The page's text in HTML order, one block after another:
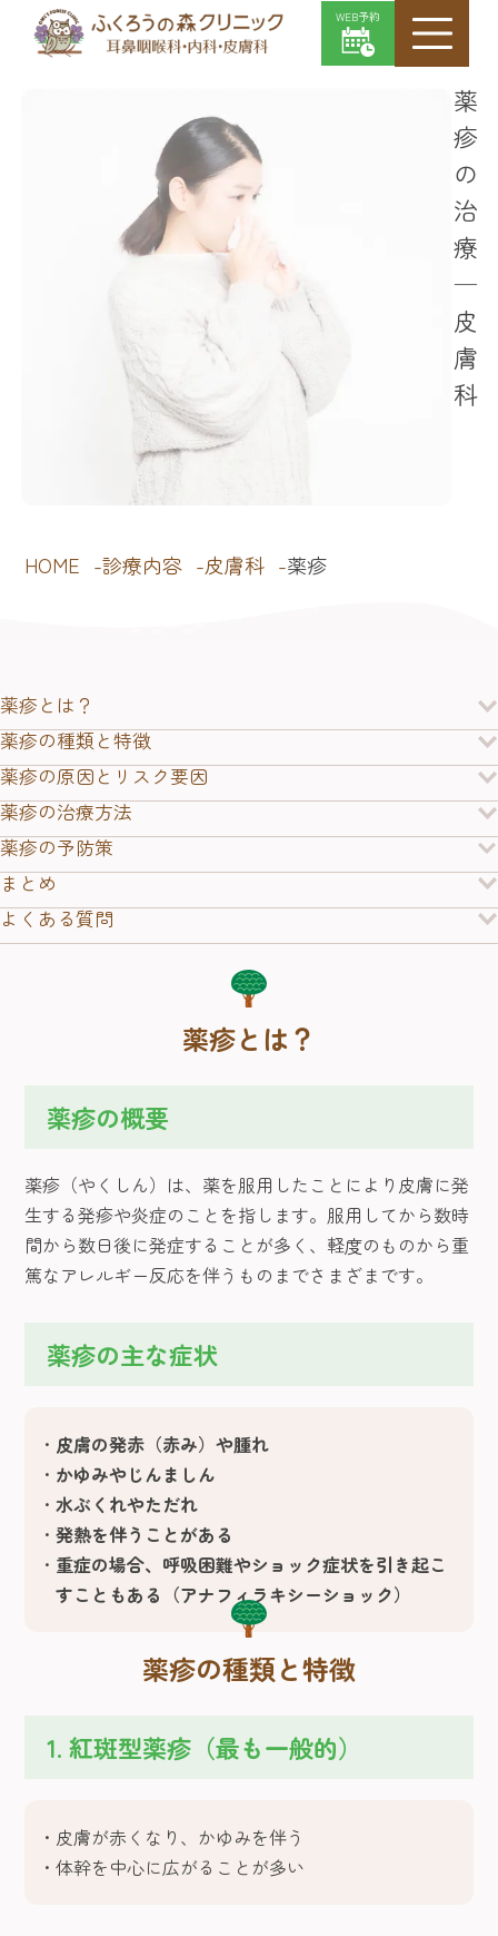
WEB予約
薬疹の治療｜皮膚科
HOME 診療内容 皮膚科 薬疹
薬疹とは？
薬疹の種類と特徴
薬疹の原因とリスク要因
薬疹の治療方法
薬疹の予防策
まとめ
よくある質問
薬疹とは？
薬疹の概要
薬疹（やくしん）は、薬を服用したことにより皮膚に発
生する発疹や炎症のことを指します。服用してから数時
間から数日後に発症することが多く、軽度のものから重
篤なアレルギー反応を伴うものまでさまざまです。
薬疹の主な症状
皮膚の発赤（赤み）や腫れ
かゆみやじんましん
水ぶくれやただれ
発熱を伴うことがある
重症の場合、呼吸困難やショック症状を引き起こ
すこともある（アナフィラキシーショック）
薬疹の種類と特徴
1. 紅斑型薬疹（最も一般的）
皮膚が赤くなり、かゆみを伴う
体幹を中心に広がることが多い